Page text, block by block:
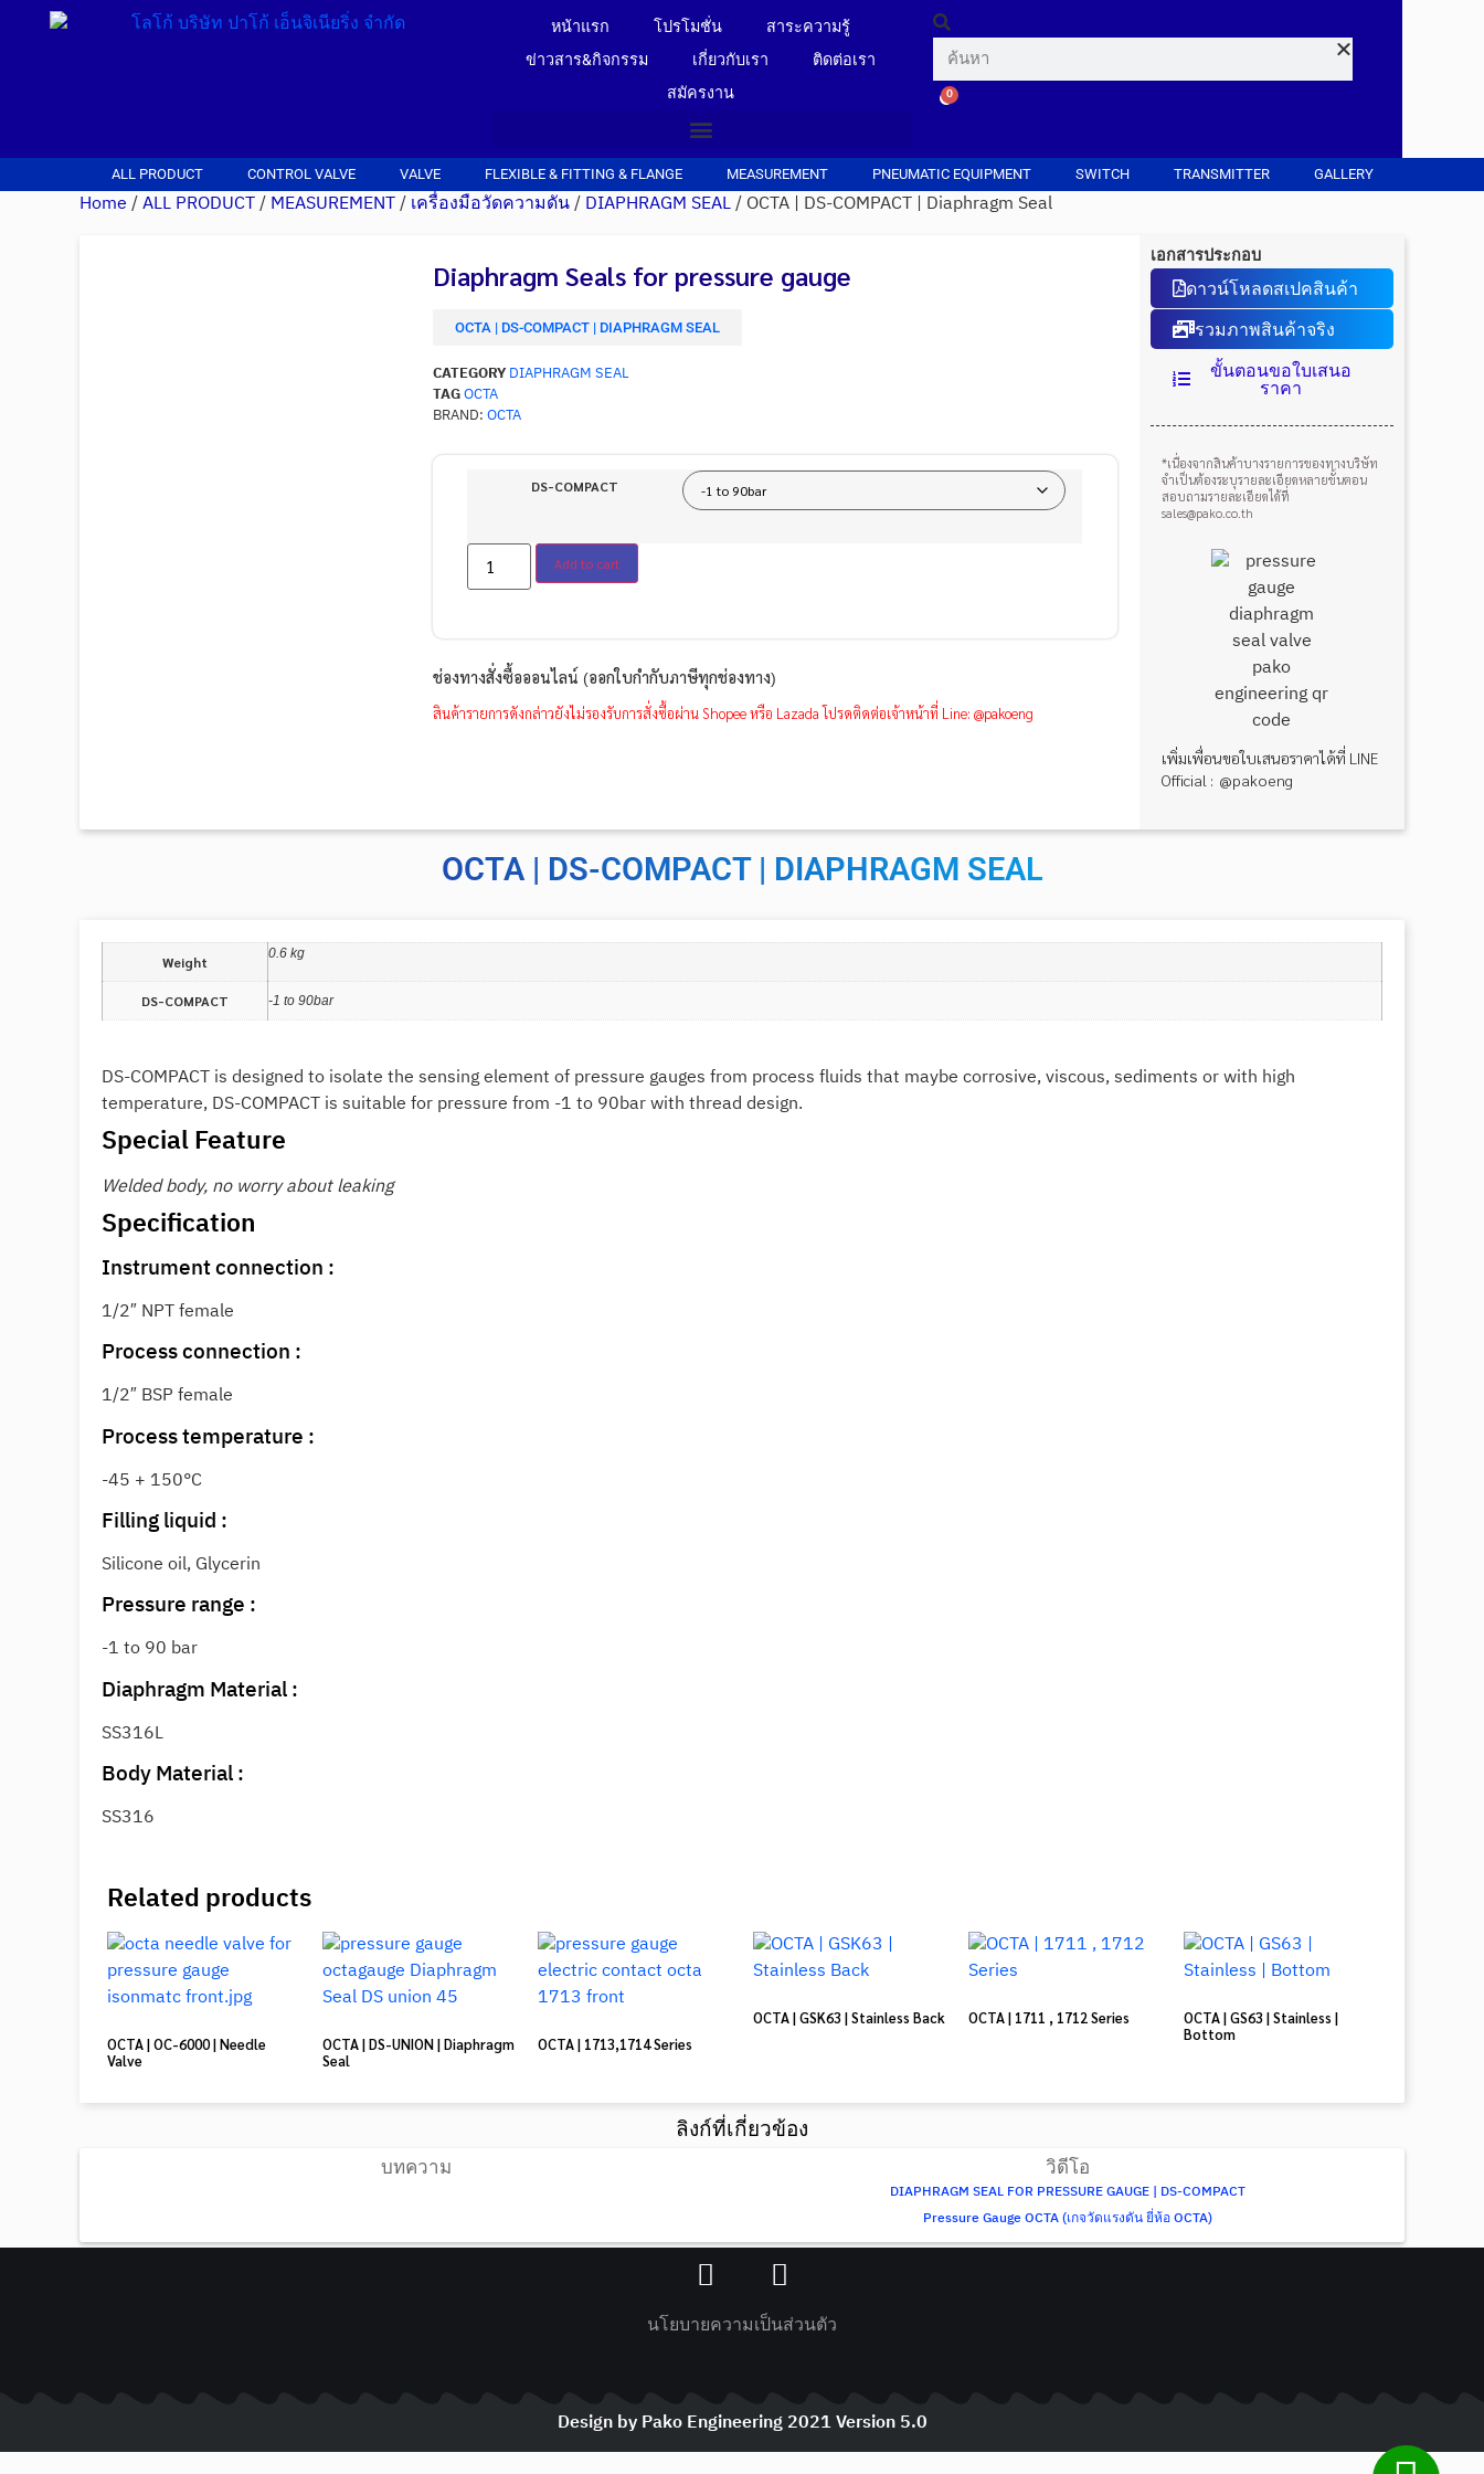
หน้าแรก โปรโมชั่น
สาระความรู้
ข่าวสาร&กิจกรรม
เกี่ยวกับเรา
ติดต่อเรา
สมัครงาน
0
ALL PRODUCT CONTROL VALVE VALVE FLEXIBLE & FITTING & FLANGE MEASUREMENT PNEUMATIC EQUIPMENT SWITCH TRANSMITTER GALLERY
Home/ALL PRODUCT/MEASUREMENT/เครื่องมือวัดความดัน/DIAPHRAGM SEAL/ OCTA | DS-COMPACT | Diaphragm Seal
Diaphragm Seals for pressure gauge
OCTA | DS-COMPACT | DIAPHRAGM SEAL
CATEGORYDIAPHRAGM SEAL
TAGOCTA
BRAND:OCTA
DS-COMPACT
Add to cart
ช่องทางสั่งซื้อออนไลน์ (ออกใบกำกับภาษีทุกช่องทาง)
สินค้ารายการดังกล่าวยังไม่รองรับการสั่งซื้อผ่าน Shopee หรือ Lazada โปรดติดต่อเจ้าหน้าที่ Line: @pakoeng
เอกสารประกอบ
ดาวน์โหลดสเปคสินค้า
รวมภาพสินค้าจริง
ขั้นตอนขอใบเสนอ
ราคา
*เนื่องจากสินค้าบางรายการของทางบริษัท
จำเป็นต้องระบุรายละเอียดหลายขั้นตอน
สอบถามรายละเอียดได้ที่
sales@pako.co.th
เพิ่มเพื่อนขอใบเสนอราคาได้ที่ LINE
Official : @pakoeng
OCTA | DS-COMPACT | DIAPHRAGM SEAL
Weight 0.6 kg
DS-COMPACT -1 to 90bar
DS-COMPACT is designed to isolate the sensing element of pressure gauges from process fluids that maybe corrosive, viscous, sediments or with high
temperature, DS-COMPACT is suitable for pressure from -1 to 90bar with thread design.
Special Feature
Welded body, no worry about leaking
Specification
Instrument connection :
1/2″ NPT female
Process connection :
1/2″ BSP female
Process temperature :
-45 + 150°C
Filling liquid :
Silicone oil, Glycerin
Pressure range :
-1 to 90 bar
Diaphragm Material :
SS316L
Body Material :
SS316
Related products
OCTA | OC-6000 | Needle
Valve
OCTA | DS-UNION | Diaphragm
Seal
OCTA | 1713,1714 Series
OCTA | GSK63 | Stainless Back OCTA | 1711 , 1712 Series
OCTA | GS63 | Stainless |
Bottom
ลิงก์ที่เกี่ยวข้อง
บทความ วิดีโอ
DIAPHRAGM SEAL FOR PRESSURE GAUGE | DS-COMPACT
Pressure Gauge OCTA (เกจวัดแรงดัน ยี่ห้อ OCTA)
นโยบายความเป็นส่วนตัว
Design by Pako Engineering 2021 Version 5.0